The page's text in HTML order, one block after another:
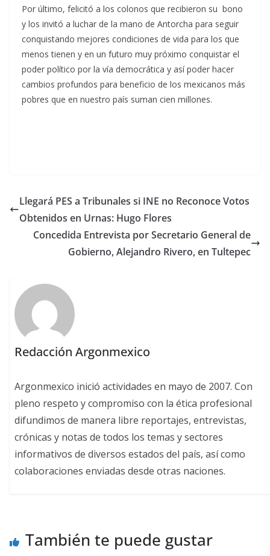
Por último, felicitó a los colonos que recibieron su bono
y los invitó a luchar de la mano de Antorcha para seguir
conquistando mejores condiciones de vida para los que
menos tienen y en un futuro muy próximo conquistar el
poder político por la vía democrática y así poder hacer
cambios profundos para beneficio de los mexicanos más
pobres que en nuestro país suman cien millones.
Llegará PES a Tribunales si INE no Reconoce Votos
Obtenidos en Urnas: Hugo Flores
Concedida Entrevista por Secretario General de
Gobierno, Alejandro Rivero, en Tultepec
Redacción Argonmexico
Argonmexico inició actividades en mayo de 2007. Con
pleno respeto y compromiso con la ética profesional
difundimos de manera libre reportajes, entrevistas,
crónicas y notas de todos los temas y sectores
informativos de diversos estados del país, así como
colaboraciones enviadas desde otras naciones.
También te puede gustar